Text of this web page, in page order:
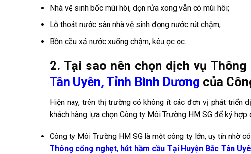
Nhà vệ sinh bốc mùi hôi, dọn rửa xong vẫn có mùi hôi;
Lỗ thoát nước sàn nhà vệ sinh đọng nước rút chậm;
Bồn cầu xả nước xuống chậm, kêu ọc ọc.
2. Tại sao nên chọn dịch vụ
Tân Uyên, Tỉnh Bình Dương của
Hiện nay, trên thị trường có không ít các đơn vị phát triển
khách hàng lựa chọn Công ty Môi Trường HM SG để ký
Công ty Môi Trường HM SG là một công ty lớn, uy tín nhờ
Thông cống nghẹt, hút hầm cầu Tại Huyện Bắc Tân